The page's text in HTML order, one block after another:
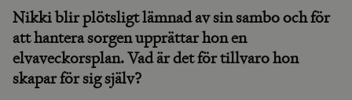
Nikki blir plötsligt lämnad av sin sambo och för
att hantera sorgen upprättar hon en
elvaveckorsplan. Vad är det för tillvaro hon
skapar för sig själv?